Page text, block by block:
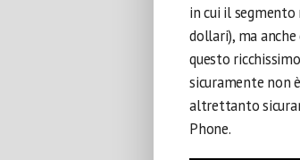
in cui il
dollari), ma
questo
sicuramente non
altrettanto
Phone.